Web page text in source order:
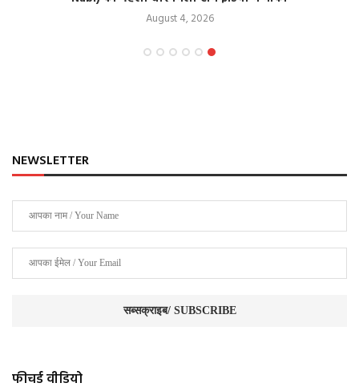
August 4, 2026
NEWSLETTER
फीचर्ड वीडियो